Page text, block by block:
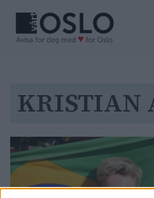
Tag:
kristian
andré
KRISTIAN